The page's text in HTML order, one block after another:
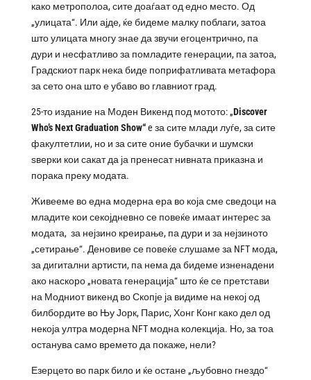
како метрополоа, сите доаѓаат од едно место. Од
„улицата“. Или ајде, ќе бидеме малку поблаги, затоа
што улицата многу знае да звучи егоцентрично, па
дури и несфатливо за помладите генерации, па затоа,
Градскиот парк нека биде поприфатливата метафора
за сето она што е убаво во главниот град.
25-то издание на Моден Викенд под мотото: „Discover
Who’s Next Graduation Show“e за сите млади луѓе, за сите
факултетлии, но и за сите оние бубачки и шумски
ѕверки кои сакат да ја пренесат нивната приказна и
порака преку модата.
Живееме во една модерна ера во која сме сведоци на
младите кои секојдневно се повеќе имаат интерес за
модата, за нејзино креирање, па дури и за нејзиното
„сетирање“. Деновиве се повеќе слушаме за NFT мода,
за дигитални артисти, па нема да бидеме изненадени
ако наскоро „новата генерација“ што ќе се претстави
на Модниот викенд во Скопје ја видиме на некој од
билбордите во Њу Јорк, Парис, Хонг Конг како дел од
некоја ултра модерна NFT модна колекција. Но, за тоа
останува само времето да покаже, нели?
Езерцето во парк било и ќе остане „љубовно гнездо“